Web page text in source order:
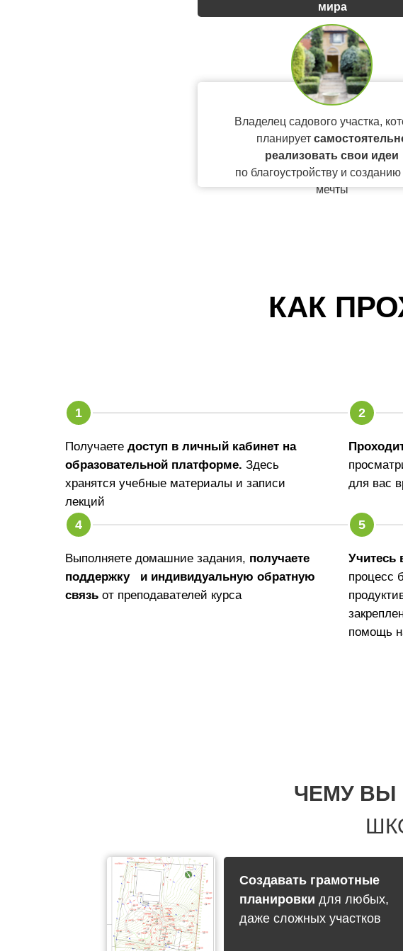
мира
Владелец садового участка,
планирует
реализовать свои идеи
по благоустройству и
мечты
КАК
Получаете доступ в личный кабинет на
образовательной платформе. Здесь
хранятся учебные материалы и записи
лекций
для вас
Выполняете домашние задания, получаете
поддержку и индивидуальную обратную
связь от преподавателей курса
Учитесь
процесс
помощь
ЧЕМУ ВЫ
Создавать грамотные
планировки для любых,
даже сложных участков